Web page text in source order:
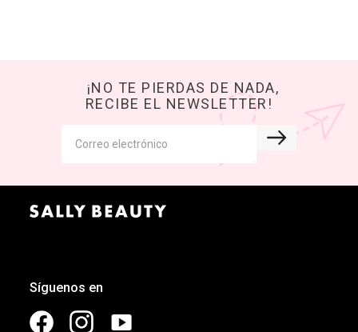
¡NO TE PIERDAS DE NADA,
RECIBE EL NEWSLETTER!
Síguenos en